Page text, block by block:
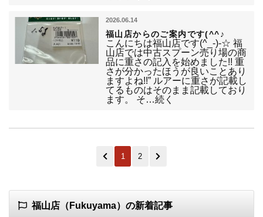
2026.06.14
福山店からのご案内です(^^♪
こんにちは福山店です(^_-)-☆ 福
山店では中古スプーン売り場の商
品に重さの記入を始めました!! 重
さが分かったほうが良いことあり
ますよね!!” ルアーに重さが記載し
てるものはそのまま記載しており
ます。 そ…続く
1 2
福山店（Fukuyama）の新着記事